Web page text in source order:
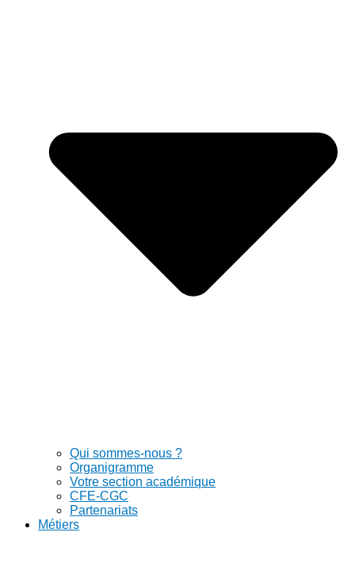
Qui sommes-nous ?
Organigramme
Votre section académique
CFE-CGC
Partenariats
Métiers